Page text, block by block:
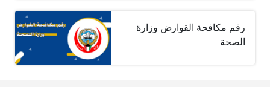
رقم مكافحة القوارض وزارة
الصحة